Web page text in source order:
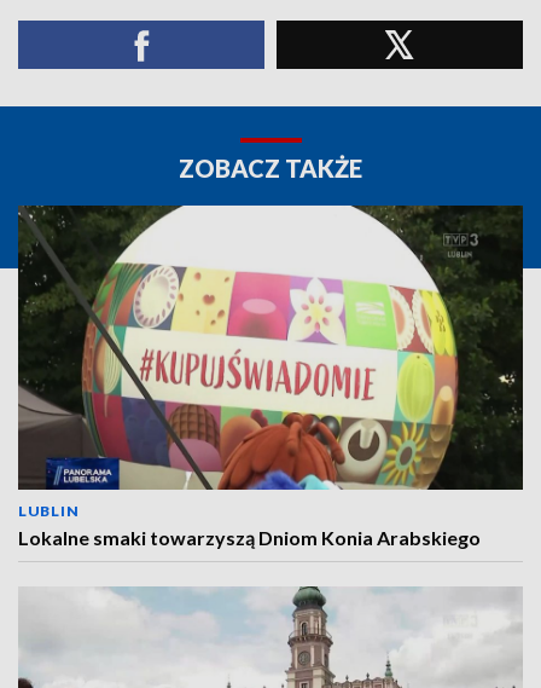
ZOBACZ TAKŻE
LUBLIN
Lokalne smaki towarzyszą Dniom Konia Arabskiego